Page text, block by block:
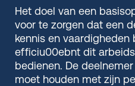
Het doel van een
voor te zorgen dat een
kennis en
efficiu00ebnt dit
bedienen. De
moet houden met zijn